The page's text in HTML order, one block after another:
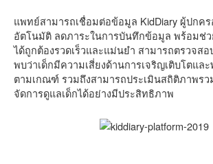
แพทย์สามารถเชื่อมต่อข้อมูล KidDiary ผู้ปกคร
อัตโนมัติ ลดภาระในการบันทึกข้อมูล พร้อมช่
ได้ถูกต้องรวดเร็วและแม่นยำ สามารถตรวจสอ
พบว่าเด็กมีความเสี่ยงด้านการเจริญเติบโตแล
ตามเกณฑ์ รวมถึงสามารถประเมินสถิติภาพรว
จัดการดูแลเด็กได้อย่างมีประสิทธิภาพ